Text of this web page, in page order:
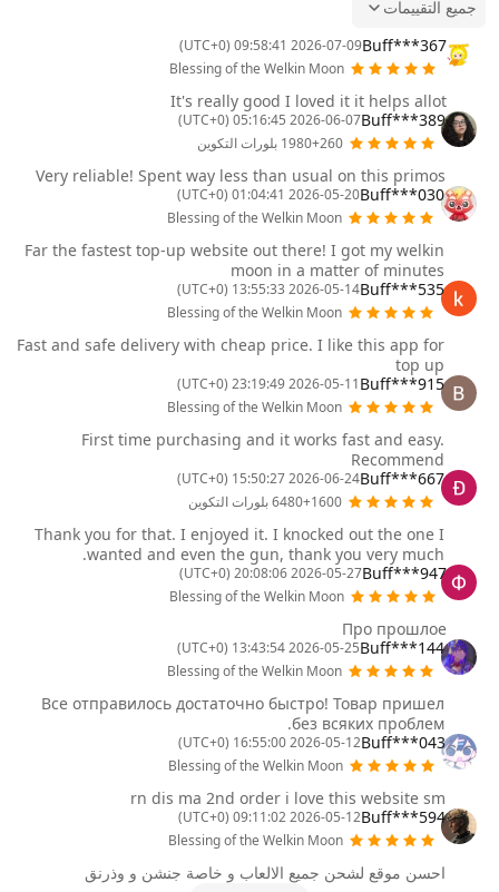
جميع التقييمات
Buff***367
2026-07-09 09:58:41 (UTC+0)
Blessing of the Welkin Moon
It's really good I loved it it helps allot
Buff***389
2026-06-07 05:16:45 (UTC+0)
1980+260 بلورات التكوين
Very reliable! Spent way less than usual on this primos
Buff***030
2026-05-20 01:04:41 (UTC+0)
Blessing of the Welkin Moon
Far the fastest top-up website out there! I got my welkin
moon in a matter of minutes
Buff***535
2026-05-14 13:55:33 (UTC+0)
Blessing of the Welkin Moon
Fast and safe delivery with cheap price. I like this app for
top up
Buff***915
2026-05-11 23:19:49 (UTC+0)
Blessing of the Welkin Moon
First time purchasing and it works fast and easy.
Recommend
Buff***667
2026-06-24 15:50:27 (UTC+0)
6480+1600 بلورات التكوين
Thank you for that. I enjoyed it. I knocked out the one I
wanted and even the gun, thank you very much.
Buff***947
2026-05-27 20:08:06 (UTC+0)
Blessing of the Welkin Moon
Про прошлое
Buff***144
2026-05-25 13:43:54 (UTC+0)
Blessing of the Welkin Moon
Все отправилось достаточно быстро! Товар пришел
без всяких проблем.
Buff***043
2026-05-12 16:55:00 (UTC+0)
Blessing of the Welkin Moon
rn dis ma 2nd order i love this website sm
Buff***594
2026-05-12 09:11:02 (UTC+0)
Blessing of the Welkin Moon
احسن موقع لشحن جميع الالعاب و خاصة جنشن و وذرنق